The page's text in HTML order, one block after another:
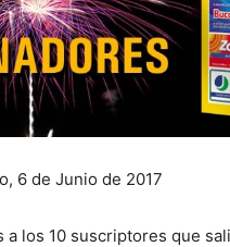
6 de Junio de 2017
a los 10 suscriptores que